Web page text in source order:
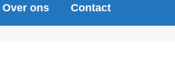
Over ons Contact